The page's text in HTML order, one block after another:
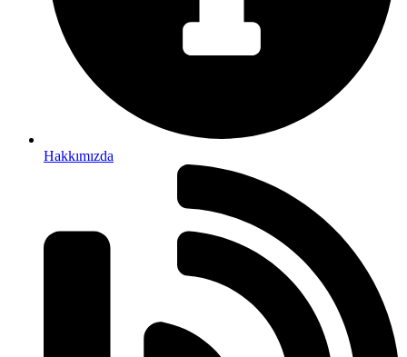
Hakkımızda